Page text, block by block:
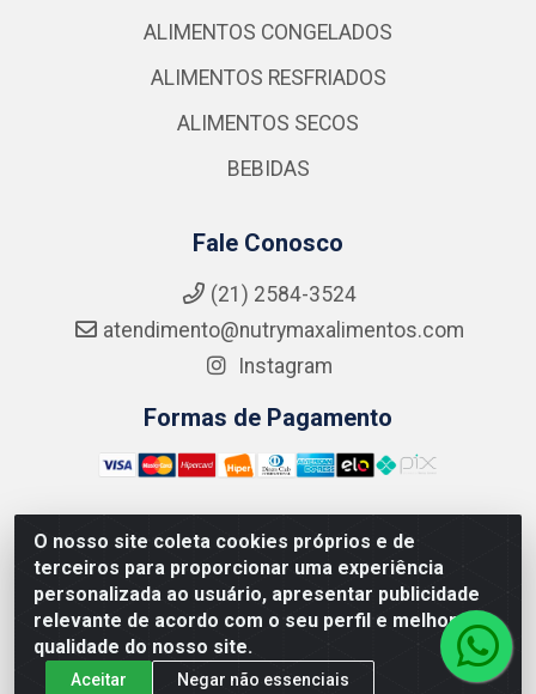
O nosso site coleta cookies próprios e de
terceiros para proporcionar uma experiência
personalizada ao usuário, apresentar publicidade
relevante de acordo com o seu perfil e melhorar a
qualidade do nosso site.
Aceitar Negar não essenciais
ALIMENTOS CONGELADOS
ALIMENTOS RESFRIADOS
ALIMENTOS SECOS
BEBIDAS
Fale Conosco
(21) 2584-3524
atendimento@nutrymaxalimentos.com
Instagram
Formas de Pagamento
NUTRY MAX COMÉRCIO DE PRODUTOS ALIMENTICIOS
LTDA - RUA DO FEIJÃO, 721 PENHA CIRCULAR/RJ -
CNPJ: 15.796.122/0001-03